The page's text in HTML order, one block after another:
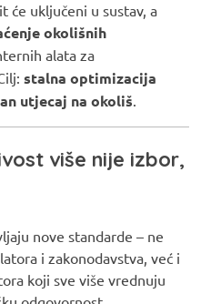
će uključeni u sustav, a
okolišnih
alata za
stalna optimizacija
utjecaj na okoliš.
više nije izbor,
nove standarde – ne
i zakonodavstva, već i
koji sve više vrednuju